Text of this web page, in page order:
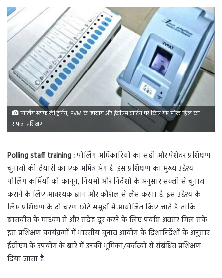
पोलिंग स्टाफ की ट्रेनिंग, EVM के उपयोग और ईवीएम वोटिंग पर किए गए मॉक ड्रिल का
सफल प्रशिक्षण
Polling staff training :पोलिंग अधिकारियों का सही और पेशेवर प्रशिक्षण
चुनावों की तैयारी का एक अभिन्न अंग है. इस प्रशिक्षण का मुख्य उद्देश्य
पोलिंग कर्मियों को कानून, नियमों और निर्देशों के अनुसार सख्ती से चुनाव
कराने के लिए आवश्यक ज्ञान और कौशल से लैस करना है. इस उद्देश्य के
लिए प्रशिक्षण के दो चरण छोटे समूहों में आयोजित किए जाते हैं ताकि
बातचीत के माध्यम से और संदेह दूर करने के लिए पर्याप्त अवसर मिल सके.
इस प्रशिक्षण कार्यक्रमों में भारतीय चुनाव आयोग के दिशानिर्देशों के अनुसार
ईवीएम के उपयोग के बारे में उनकी भूमिका/कर्तव्यों से संबंधित प्रशिक्षण
दिया जाता है.